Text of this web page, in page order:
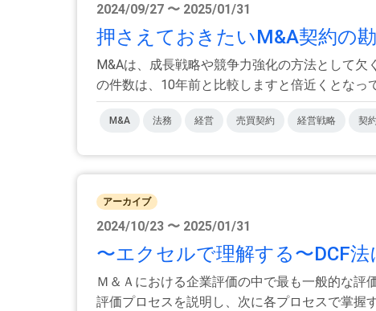
2024/09/27 〜 2025/01/31
押さえておきたいM&A契約の
M&Aは、成長戦略や競争力強化の方法として
の件数は、10年前と比較しますと倍近くとなっ
M&A 法務 経営 売買契約 経営戦略 契
アーカイブ
2024/10/23 〜 2025/01/31
〜エクセルで理解する〜DCF
Ｍ＆Ａにおける企業評価の中で最も一般的な
評価プロセスを説明し、次に各プロセスで掌握